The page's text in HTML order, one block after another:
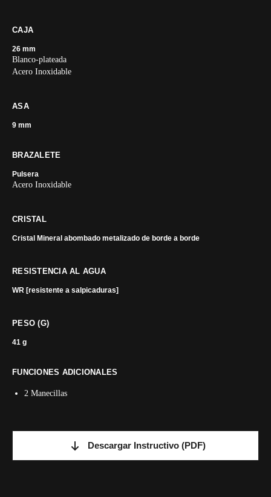
CAJA
26 mm
Blanco-plateada
Acero Inoxidable
ASA
9 mm
BRAZALETE
Pulsera
Acero Inoxidable
CRISTAL
Cristal Mineral abombado metalizado de borde a borde
RESISTENCIA AL AGUA
WR [resistente a salpicaduras]
PESO (G)
41 g
FUNCIONES ADICIONALES
2 Manecillas
Descargar Instructivo (PDF)